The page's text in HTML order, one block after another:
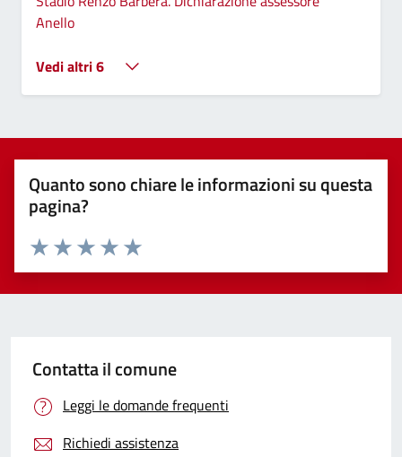
Anello
Vedi altri 6
Quanto sono chiare le informazioni su questa
pagina?
Valuta 5 stelle su 5
Valuta 4 stelle su 5
Valuta 3 stelle su 5
Valuta 2 stelle su 5
Valuta 1 stelle su 5
Contatta il comune
Leggi le domande frequenti
Richiedi assistenza